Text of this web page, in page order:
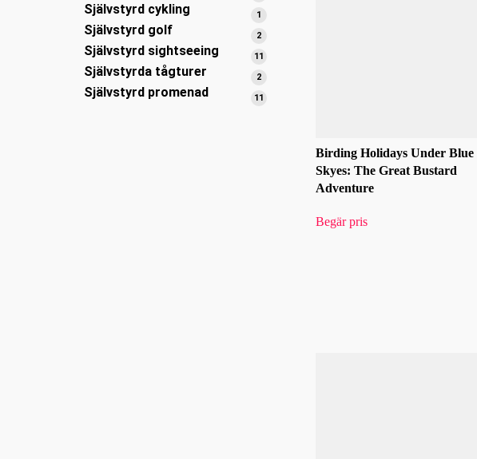
Självstyrd cykling 1
Självstyrd golf 22
Självstyrd sightseeing 11
Självstyrda tågturer 22
Självstyrd promenad 11
Birding Holidays Under Blue
Skyes: The Great Bustard
Adventure
Begär pris